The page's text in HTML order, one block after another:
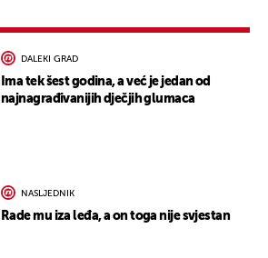
DALEKI GRAD
Ima tek šest godina, a već je jedan od
najnagrađivanijih dječjih glumaca
NASLJEDNIK
Rade mu iza leđa, a on toga nije svjestan